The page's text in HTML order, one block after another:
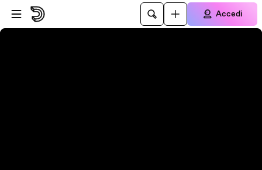
Vai al lettore
Passa al contenuto principale
Accedi